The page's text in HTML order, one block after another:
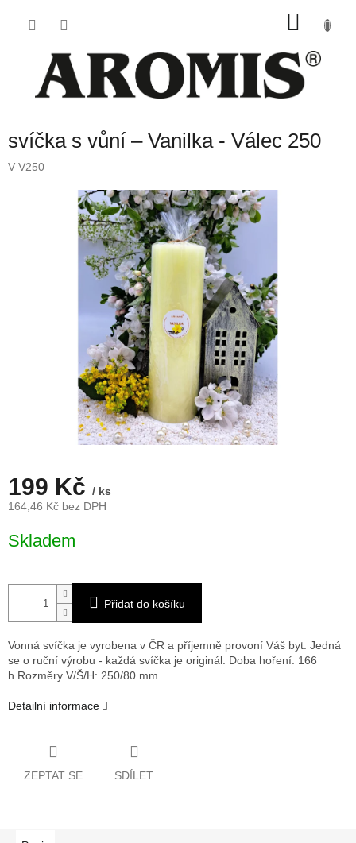
svíčka s vůní – Vanilka - Válec 250
V V250
199 Kč / ks
164,46 Kč bez DPH
cena:
Skladem
Přidat do košíku
Vonná svíčka je vyrobena v ČR a příjemně provoní Váš byt. Jedná
se o ruční výrobu - každá svíčka je originál. Doba hoření: 166
h Rozměry V/Š/H: 250/80 mm
Detailní informace
ZEPTAT SE SDÍLET